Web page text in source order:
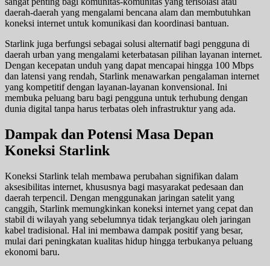
daerah-daerah yang mengalami bencana alam dan membutuhkan
koneksi internet untuk komunikasi dan koordinasi bantuan.
Starlink juga berfungsi sebagai solusi alternatif bagi pengguna di
daerah urban yang mengalami keterbatasan pilihan layanan internet.
Dengan kecepatan unduh yang dapat mencapai hingga 100 Mbps
dan latensi yang rendah, Starlink menawarkan pengalaman internet
yang kompetitif dengan layanan-layanan konvensional. Ini
membuka peluang baru bagi pengguna untuk terhubung dengan
dunia digital tanpa harus terbatas oleh infrastruktur yang ada.
Dampak dan Potensi Masa Depan
Koneksi Starlink
Koneksi Starlink telah membawa perubahan signifikan dalam
aksesibilitas internet, khususnya bagi masyarakat pedesaan dan
daerah terpencil. Dengan menggunakan jaringan satelit yang
canggih, Starlink memungkinkan koneksi internet yang cepat dan
stabil di wilayah yang sebelumnya tidak terjangkau oleh jaringan
kabel tradisional. Hal ini membawa dampak positif yang besar,
mulai dari peningkatan kualitas hidup hingga terbukanya peluang
ekonomi baru.